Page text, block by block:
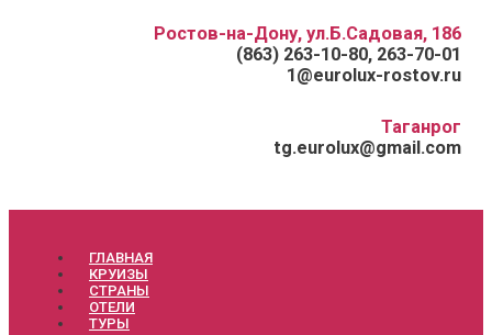
Ростов-на-Дону, ул.Б.Садовая, 186
(863) 263-10-80, 263-70-01
1@eurolux-rostov.ru
Таганрог
tg.eurolux@gmail.com
ГЛАВНАЯ
КРУИЗЫ
СТРАНЫ
ОТЕЛИ
ТУРЫ